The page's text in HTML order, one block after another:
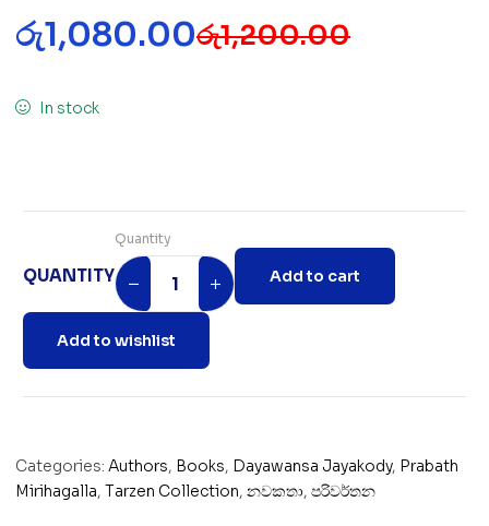
රු1,200.00
රු1,080.00
In stock
QUANTITY
Quantity
Add to cart
Add to wishlist
Categories: Authors, Books, Dayawansa Jayakody, Prabath
Mirihagalla, Tarzen Collection, නවකතා, පරිවර්තන